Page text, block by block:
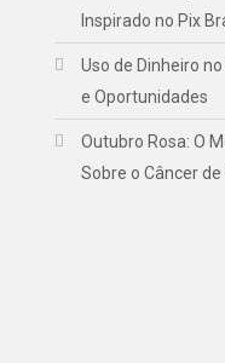
Inspirado no Pix
Uso de Dinheiro
e Oportunidades
Outubro Rosa: O
Sobre o Câncer